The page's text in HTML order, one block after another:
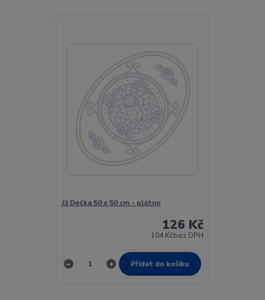
J3 Dečka 50 x 50 cm - plátno
126 Kč
104 Kčbez DPH
Přidat do košíku